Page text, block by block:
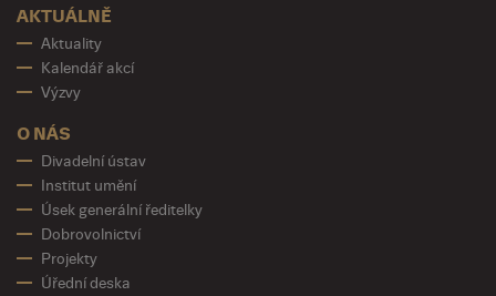
AKTUÁLNĚ
Aktuality
Kalendář akcí
Výzvy
O NÁS
Divadelní ústav
Institut umění
Úsek generální ředitelky
Dobrovolnictví
Projekty
Úřední deska